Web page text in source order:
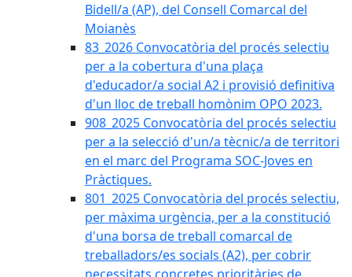
Bidell/a (AP), del Consell Comarcal del
Moianès
83_2026 Convocatòria del procés selectiu
per a la cobertura d'una plaça
d'educador/a social A2 i provisió definitiva
d'un lloc de treball homònim OPO 2023.
908_2025 Convocatòria del procés selectiu
per a la selecció d'un/a tècnic/a de territori
en el marc del Programa SOC-Joves en
Pràctiques.
801_2025 Convocatòria del procés selectiu,
per màxima urgència, per a la constitució
d'una borsa de treball comarcal de
treballadors/es socials (A2), per cobrir